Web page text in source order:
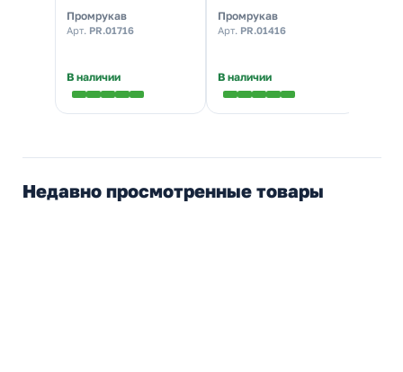
100шт]
Промрукав
Арт. PR.01716
В наличии
серая [3м/шт,
уп.150м]
Промрукав
Арт. PR.01416
В наличии
Недавно просмотренные товары